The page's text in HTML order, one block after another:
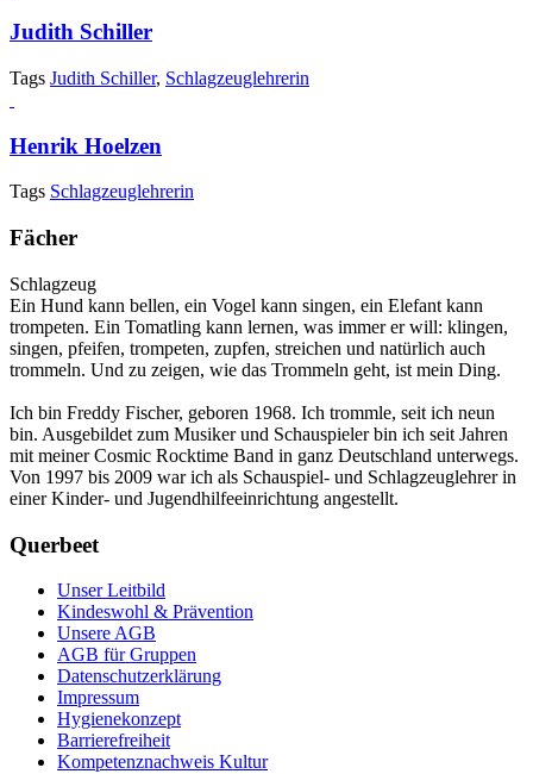
Judith Schiller
Tags Judith Schiller, Schlagzeuglehrerin
Henrik Hoelzen
Tags Schlagzeuglehrerin
Fächer
Schlagzeug
Ein Hund kann bellen, ein Vogel kann singen, ein Elefant kann
trompeten. Ein Tomatling kann lernen, was immer er will: klingen,
singen, pfeifen, trompeten, zupfen, streichen und natürlich auch
trommeln. Und zu zeigen, wie das Trommeln geht, ist mein Ding.
Ich bin Freddy Fischer, geboren 1968. Ich trommle, seit ich neun
bin. Ausgebildet zum Musiker und Schauspieler bin ich seit Jahren
mit meiner Cosmic Rocktime Band in ganz Deutschland unterwegs.
Von 1997 bis 2009 war ich als Schauspiel- und Schlagzeuglehrer in
einer Kinder- und Jugendhilfeeinrichtung angestellt.
Querbeet
Unser Leitbild
Kindeswohl & Prävention
Unsere AGB
AGB für Gruppen
Datenschutzerklärung
Impressum
Hygienekonzept
Barrierefreiheit
Kompetenznachweis Kultur